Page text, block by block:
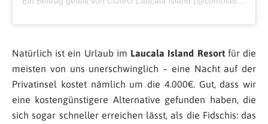
Natürlich ist ein Urlaub im Laucala Island Resortfür die
meisten von uns unerschwinglich – eine Nacht auf der
Privatinsel kostet nämlich um die 4.000€. Gut, dass wir
eine kostengünstigere Alternative gefunden haben, die
sich sogar schneller erreichen lässt, als die Fidschis: das